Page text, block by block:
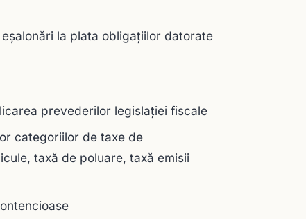
la plata obligațiilor datorate
prevederilor legislației fiscale
categoriilor de taxe de
taxă de poluare, taxă emisii